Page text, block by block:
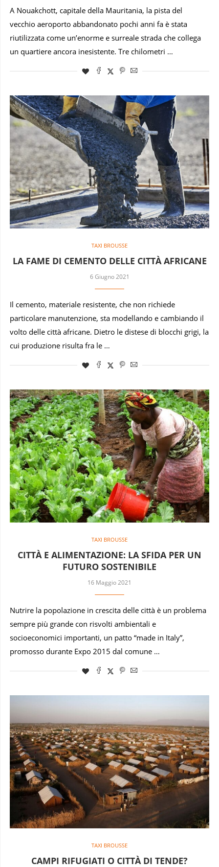
A Nouakchott, capitale della Mauritania, la pista del
vecchio aeroporto abbandonato pochi anni fa è stata
riutilizzata come un’enorme e surreale strada che collega
un quartiere ancora inesistente. Tre chilometri …
TAXI BROUSSE
LA FAME DI CEMENTO DELLE CITTÀ AFRICANE
6 Giugno 2021
Il cemento, materiale resistente, che non richiede
particolare manutenzione, sta modellando e cambiando il
volto delle città africane. Dietro le distese di blocchi grigi, la
cui produzione risulta fra le …
TAXI BROUSSE
CITTÀ E ALIMENTAZIONE: LA SFIDA PER UN
FUTURO SOSTENIBILE
16 Maggio 2021
Nutrire la popolazione in crescita delle città è un problema
sempre più grande con risvolti ambientali e
socioeconomici importanti, un patto “made in Italy”,
promosso durante Expo 2015 dal comune …
TAXI BROUSSE
CAMPI RIFUGIATI O CITTÀ DI TENDE?